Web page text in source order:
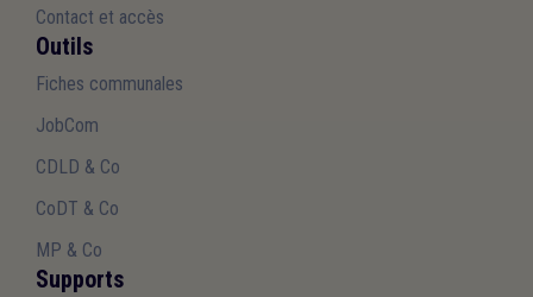
Contact et accès
Outils
Fiches communales
JobCom
CDLD & Co
CoDT & Co
MP & Co
Supports